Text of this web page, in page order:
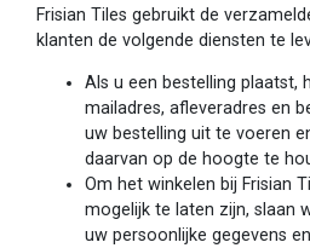
Frisian Tiles gebruikt de
klanten de volgende diensten te
Als u een bestelling plaatst,
mailadres, afleveradres en
uw bestelling uit te voeren
daarvan op de hoogte te
Om het winkelen bij Frisian
mogelijk te laten zijn, slaan
uw persoonlijke gegevens